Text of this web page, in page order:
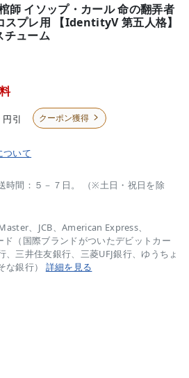
師 イソップ・カール 命の翻弄者
スプレ用 【IdentityV 第五人格】
チューム
円引 クーポン獲得 
ついて
時間：５－７日。 （※土日・祝日を除
、JCB、American Express、
ド（国際ブランドがついたデビットカー
、三井住友銀行、三菱UFJ銀行、ゆうちょ
な銀行） 詳細を見る